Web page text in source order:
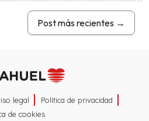
Post más recientes →
legal
Política de privacidad
de cookies